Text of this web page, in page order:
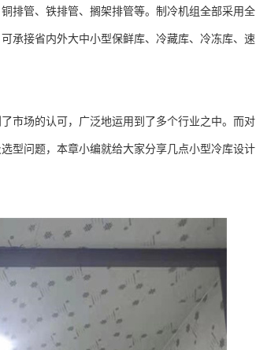
排管、铁排管、搁架排管等。制冷机组全部采用全
承接省内外大中小型保鲜库、冷藏库、冷冻库、速
市场的认可，广泛地运用到了多个行业之中。而对
型问题，本章小编就给大家分享几点小型冷库设计